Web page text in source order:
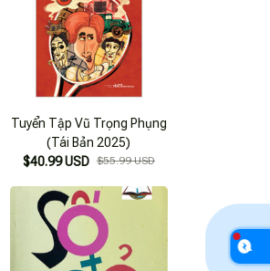
Tuyển Tập Vũ Trọng Phụng
(Tái Bản 2025)
$40.99 USD $55.99 USD